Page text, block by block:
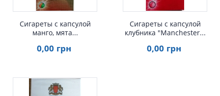
Сигареты с капсулой
манго, мята...
0,00 грн
Сигареты с капсулой
клубника "Manchester...
0,00 грн